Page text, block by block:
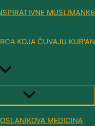
MUSLIMANKE
KOJA ČUVAJU KUR'AN
MENU
TOGGLE
MEDICINA